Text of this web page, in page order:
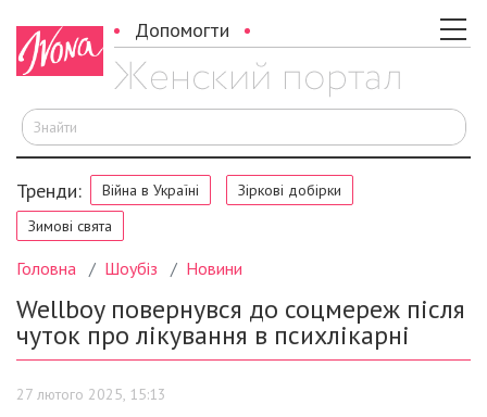
Допомогти
Тренди: Війна в Україні
Зіркові добірки
Зимові свята
Головна Шоубіз Новини
Wellboy повернувся до соцмереж після
чуток про лікування в психлікарні
27 лютого 2025, 15:13